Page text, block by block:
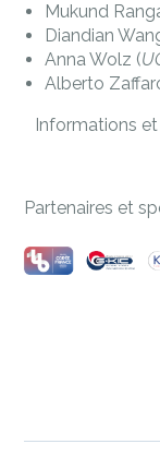
Mukund
Diandian
Anna Wolz (
Alberto
Informations
Partenaires et